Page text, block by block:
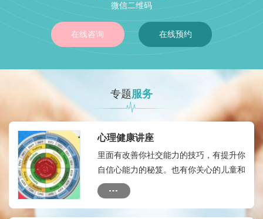
微信二维码
在线咨询 在线预约
专题服务
心理健康讲座
里面有改善你社交能力的技巧，有提升你
自信心能力的秘笈。也有你关心的儿童和
成人的心理健康热点，有如何自我心理治
疗的方法和技术